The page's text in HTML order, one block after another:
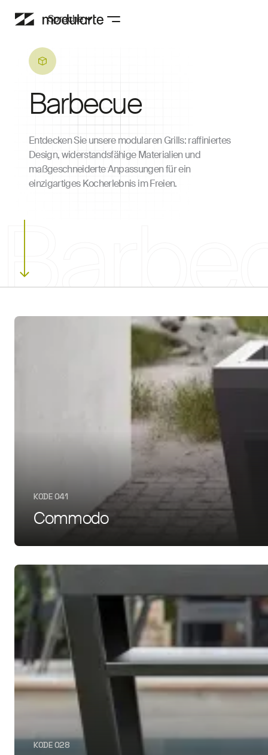
Sprache
Barbecue
Entdecken Sie unsere modularen Grills: raffiniertes
Design, widerstandsfähige Materialien und
maßgeschneiderte Anpassungen für ein
einzigartiges Kocherlebnis im Freien.
KODE 041
Commodo
KODE 028